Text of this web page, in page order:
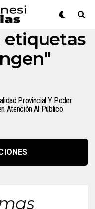
Provincial Y Poder
Atención Al Público